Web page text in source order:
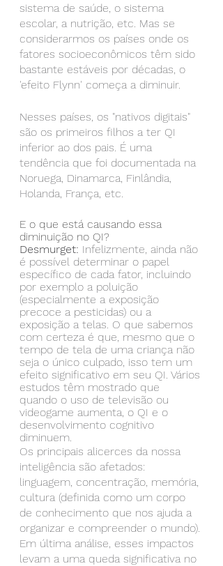
sistema de saúde, o sistema
escolar, a nutrição, etc. Mas se
considerarmos os países onde os
fatores socioeconômicos têm sido
bastante estáveis por décadas, o
'efeito Flynn' começa a diminuir.
Nesses países, os "nativos digitais"
são os primeiros filhos a ter QI
inferior ao dos pais. É uma
tendência que foi documentada na
Noruega, Dinamarca, Finlândia,
Holanda, França, etc.
E o que está causando essa
diminuição no QI?
Desmurget: Infelizmente, ainda não
é possível determinar o papel
específico de cada fator, incluindo
por exemplo a poluição
(especialmente a exposição
precoce a pesticidas) ou a
exposição a telas. O que sabemos
com certeza é que, mesmo que o
tempo de tela de uma criança não
seja o único culpado, isso tem um
efeito significativo em seu QI. Vários
estudos têm mostrado que
quando o uso de televisão ou
videogame aumenta, o QI e o
desenvolvimento cognitivo
diminuem.
Os principais alicerces da nossa
inteligência são afetados:
linguagem, concentração, memória,
cultura (definida como um corpo
de conhecimento que nos ajuda a
organizar e compreender o mundo).
Em última análise, esses impactos
levam a uma queda significativa no